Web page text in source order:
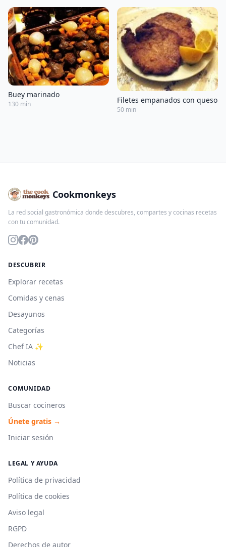
Buey marinado
130 min Filetes empanados con queso
50 min
Cookmonkeys
La red social gastronómica donde descubres, compartes y cocinas recetas
con tu comunidad.
DESCUBRIR
Explorar recetas
Comidas y cenas
Desayunos
Categorías
Chef IA ✨
Noticias
COMUNIDAD
Buscar cocineros
Únete gratis →
Iniciar sesión
LEGAL Y AYUDA
Política de privacidad
Política de cookies
Aviso legal
RGPD
Derechos de autor